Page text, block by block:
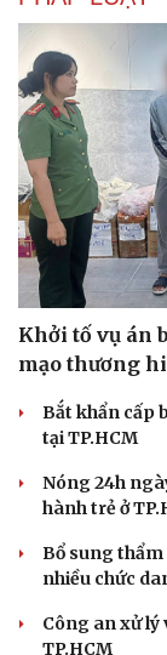
Âm nhạc
Di sản
Khởi tố vụ án
mạo thương
Bắt khẩn cấp
tại TP.HCM
Nóng 24h
hành trẻ ở
Bổ sung
nhiều chức
Công an xử lý
TP.HCM